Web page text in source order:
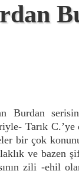
Burdan
Tarık
bir çok
ve bazen
zili -ehil